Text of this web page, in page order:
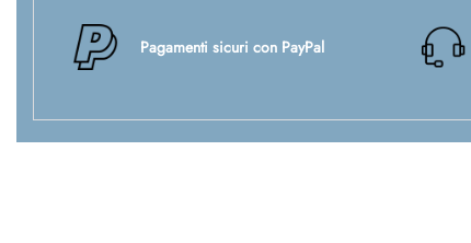
Pagamenti sicuri con PayPal